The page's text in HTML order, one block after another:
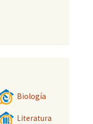
Biología
Literatura